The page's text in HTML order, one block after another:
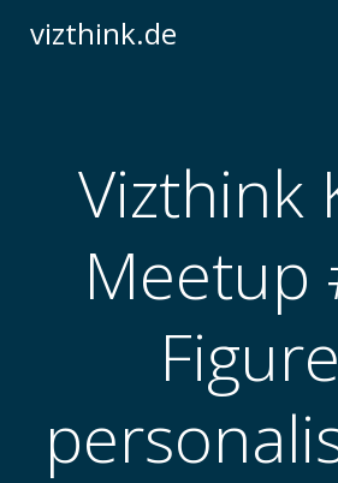
vizthink.de
Vizthink
Meetup